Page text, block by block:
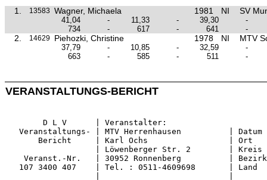
1. 13583 Wagner, Michaela 1981 NI SV
41,04 - 11,33 - 39,30
-
734
- 617 - 641 -
2. 14629 Piehozki, Christine 1978 NI MTV
37,79 - 10,85 - 32,59
-
663
- 585 - 511 -
VERANSTALTUNGS-BERICHT
D L V      |
Veranstaltungs- | MTV Herrenhausen
Bericht     | Karl Ochs
| Löwenberger Str. 2        |
Veranst.-Nr.   | 30952 Ronnenberg
107 3400 407    | Tel. : 0511-4609698       |